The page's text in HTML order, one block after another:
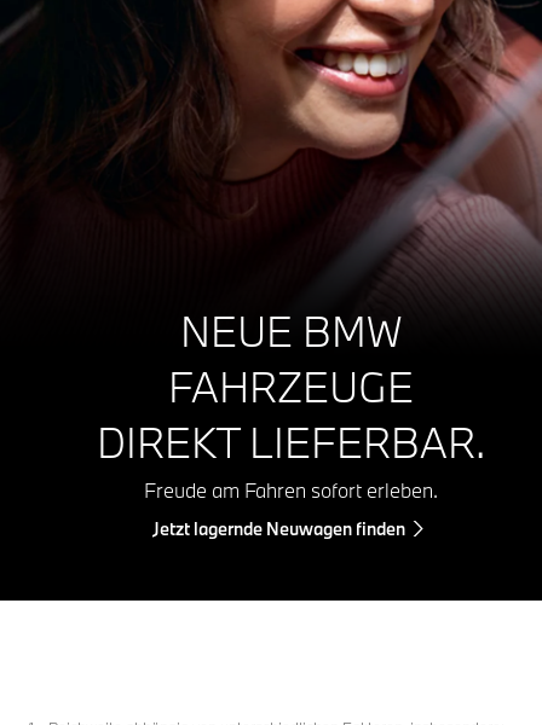
NEUE BMW
FAHRZEUGE
DIREKT LIEFERBAR.
Freude am Fahren sofort erleben.
Jetzt lagernde Neuwagen finden